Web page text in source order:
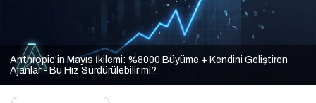
Anthropic'in Mayıs İkilemi: %8000 Büyüme + Kendini Geliştiren
Ajanlar - Bu Hız Sürdürülebilir mi?